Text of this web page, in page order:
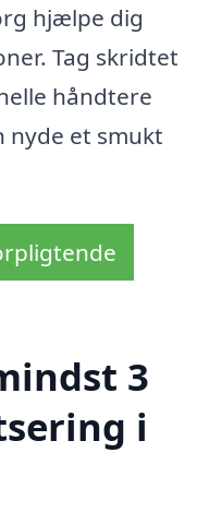
hjælpe dig
Tag skridtet
håndtere
nyde et smukt
3
i